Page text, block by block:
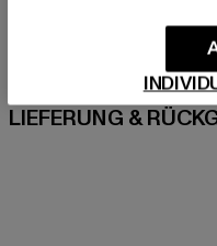
GRÖSSE &
PFLEGEHINWEISE
LIEFERUNG &